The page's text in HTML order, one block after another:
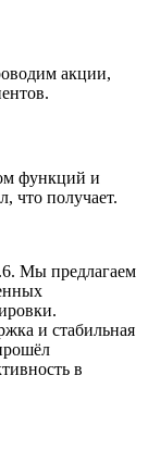
акции,
функций и
что получает.
Мы предлагаем
и стабильная
в